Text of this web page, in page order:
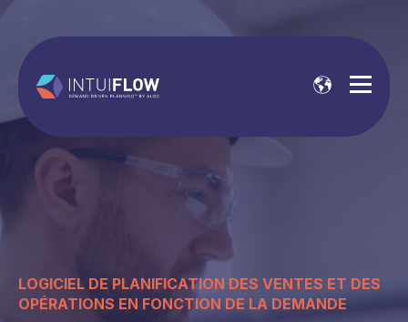
LOGICIEL DE PLANIFICATION DES VENTES ET DES
OPÉRATIONS EN FONCTION DE LA DEMANDE